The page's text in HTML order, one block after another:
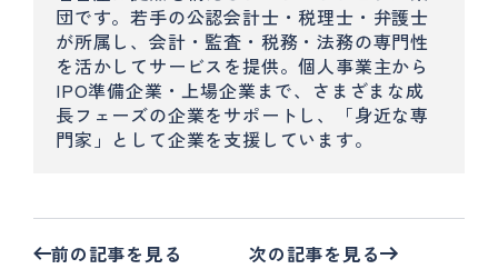
団です。若手の公認会計士・税理士・弁護士
が所属し、会計・監査・税務・法務の専門性
を活かしてサービスを提供。個人事業主から
IPO準備企業・上場企業まで、さまざまな成
長フェーズの企業をサポートし、「身近な専
門家」として企業を支援しています。
前の記事を見る 次の記事を見る